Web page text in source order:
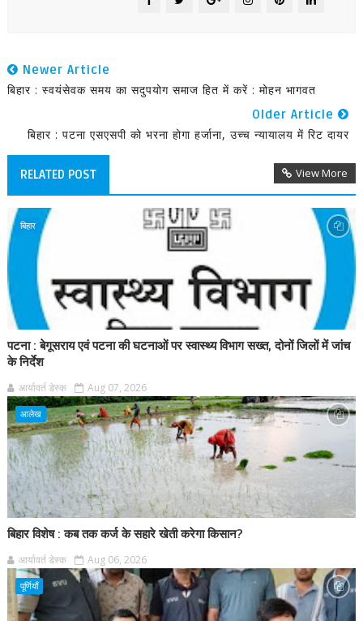
Newer Article
बिहार : स्वयंसेवक समय का सदुपयोग समाज हित में करें : मोहन भागवत
Older Article
बिहार : पटना एसएसपी को भरना होगा हर्जाना, उच्च न्यायालय में रिट दायर
RELATED POST View More
बिहार
पटना : बेगूसराय एवं पटना की घटनाओं पर स्वास्थ्य विभाग सख्त, दोनों जिलों में जांच
के निर्देश
आर्यावर्त डेस्क Aug 07, 2026
आलेख
बिहार विशेष : कब तक कर्ज के सहारे खेती करेगा किसान?
आर्यावर्त डेस्क Aug 06, 2026
पूर्णियाँ